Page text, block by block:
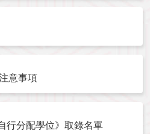
意事項
行分配學位》取錄名單